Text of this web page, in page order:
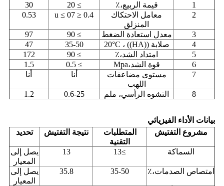
1
قيمة الربيع،٪ ≥ 20
30
2
معامل الاحتكاك
المنزلق
0.4 ≤ u ≤ 07
0.53
3 معدل استعادة الضغط ≥ 90
97
4
صلابة ((HA)) ، 20°C 35-50
47
5
امتداد الشد،٪ ≥ 90
172
6
قوة الشد،Mpa ≥ 0.5
1.5
7
مستوى مضاعفات
اللهب
أنا أنا
8 التشوه الرأسي، ملم 0.6-25
1.2
بيانات الأداء الفيزيائي
مشروع التفتيش
التقنية
نتيجة التفتيش تحديد
السماكة ≥13
13
المعيار
امتصاص الصدمات،٪
35-50
35.8
المعيار